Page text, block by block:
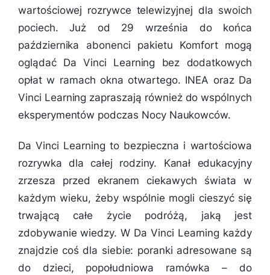
wartościowej rozrywce telewizyjnej dla swoich
pociech. Już od 29 września do końca
października abonenci pakietu Komfort mogą
oglądać Da Vinci Learning bez dodatkowych
opłat w ramach okna otwartego. INEA oraz Da
Vinci Learning zapraszają również do wspólnych
eksperymentów podczas Nocy Naukowców.
Da Vinci Learning to bezpieczna i wartościowa
rozrywka dla całej rodziny. Kanał edukacyjny
zrzesza przed ekranem ciekawych świata w
każdym wieku, żeby wspólnie mogli cieszyć się
trwającą całe życie podróżą, jaką jest
zdobywanie wiedzy. W Da Vinci Learning każdy
znajdzie coś dla siebie: poranki adresowane są
do dzieci, popołudniowa ramówka – do